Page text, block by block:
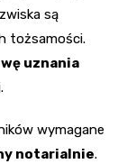
są
tożsamości.
uznania
wymagane
notarialnie.